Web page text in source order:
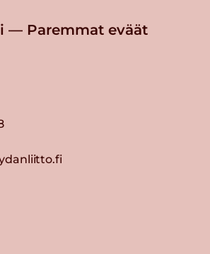
— Paremmat eväät